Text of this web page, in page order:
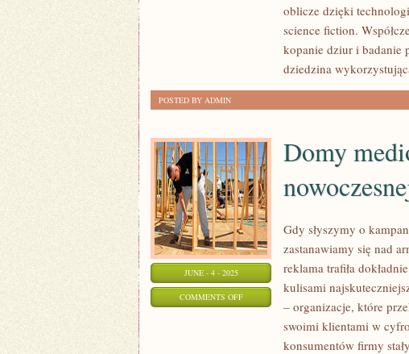
oblicze dzięki
science fiction.
kopanie dziur i badanie
dziedzina
POSTED BY ADMIN
JUNE - 4 - 2025
COMMENTS OFFON
Domy
Gdy słyszymy o
zastanawiamy się nad
reklama trafiła
kulisami
– organizacje, które
swoimi klientami w
konsumentów firmy